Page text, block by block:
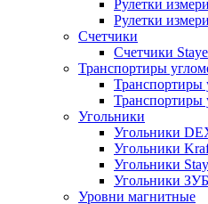
Рулетки
Рулетки
Счетчики
Счетчики
Транспортиры
Транспортиры
Угольники
Угольники
Угольники
Угольники
Угольники
Уровни магнитные